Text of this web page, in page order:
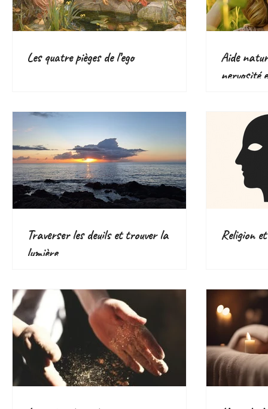
Les quatre pièges de l’ego
Aide
nervosité
Traverser les deuils et trouver la
lumière
Religion